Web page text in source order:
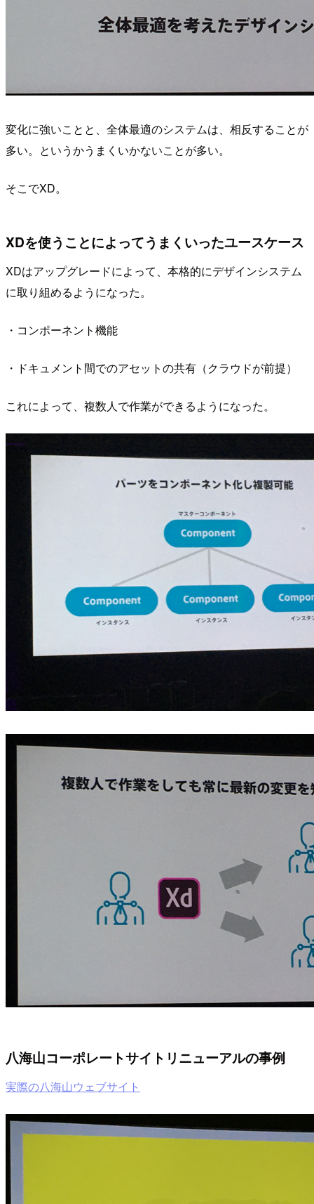
変化に強いことと、全体最適のシステムは、相反することが
多い。というかうまくいかないことが多い。
そこでXD。
XDを使うことによってうまくいったユースケース
XDはアップグレードによって、本格的にデザインシステム
に取り組めるようになった。
・コンポーネント機能
・ドキュメント間でのアセットの共有（クラウドが前提）
これによって、複数人で作業ができるようになった。
八海山コーポレートサイトリニューアルの事例
実際の八海山ウェブサイト